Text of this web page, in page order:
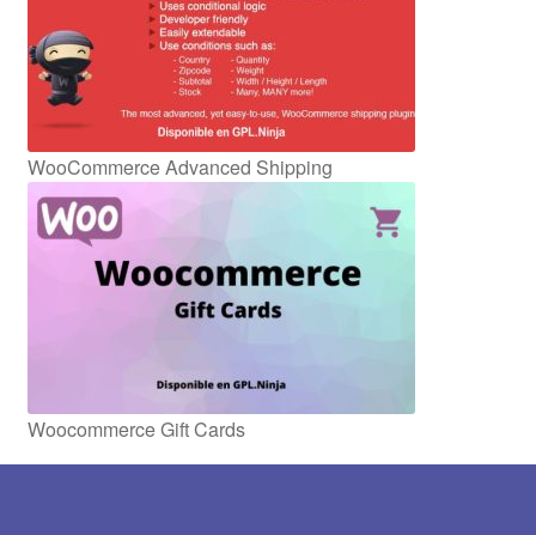
WooCommerce Advanced Shipping
Woocommerce Gift Cards